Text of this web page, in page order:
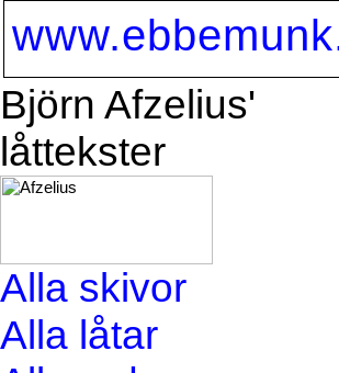
Björn Afzelius'
låttekster
Alla skivor
Alla låtar